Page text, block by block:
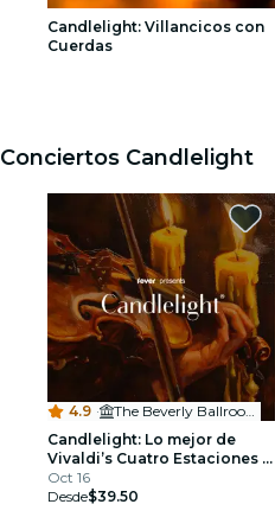
restaurantes
Candlelight: Villancicos con
Cuerdas
Conciertos Candlelight
4.9 ·
The Beverly Ballroom at Hotel Chalet
Candlelight: Lo mejor de
Vivaldi’s Cuatro Estaciones y
más
Oct 16
Desde$39.50